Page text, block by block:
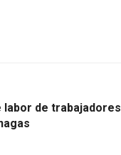
labor de trabajadores